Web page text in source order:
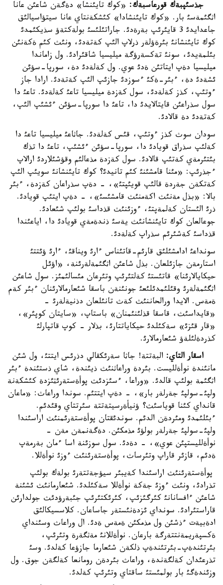
جذسئپبةك قورعاسبةك: «كوك تايئنشا» دةگةن شاعئن عانا
اثگئمةسئ بار. «كوك تايئنشادا» كئشكةنتاي عانا سيتؤاسيالئق
جاعدايدئ 3 قايئرئپ بةرةدئ. جاراتئلئسئ بولةكتةؤ سذيكئمدئ
كوك تايئنشانئ بئرةؤلةر ذرلاپ الئپ كةتةدئ، ونئث كئم ةكةنئن
بئلمةيدئ، سونئ تةكسةرؤگة ميليسيا شاقئرادئ. ول زاماندا
ميليسيا دةپ ايتاتئن ةدئ عوي. ول كةلةدئ دة، سورپا-سؤئن
ئشةدئ دة، ءبئر-ةكئ ءسوزدئ جازئپ الئپ كةتةدئ. ارادا جاز
ءوتئپ، كذز كةلةدئ، سول كةزدة ميليسيا تاعئ كةلةدئ. تاعئ دا
سول سذراعئن قايتالايدئ دا، تاعئ دا سورپا-سؤئن ءئشئپ الئپ،
كةتةدئ دة قالادئ.
سودان سوث كذز ءوتئپ، قئس كةلةدئ. جاثاعئ ميليسيا تاعئ دا
كةلئپ سذراق قويادئ دا، سورپا-سؤئن ءئشئپ، تاعئ دا تذك
بئتئرمةي كةتئپ قالادئ. سول كةزدة مذعالئم وقؤشئلاردئ ارالاپ
ءجذرئپ: «مئنا قامشئنئ كئم تانيدئ؟ كوك تايئنشانئ سويئپ الئپ
كةتكةن جةردة قالئپ قويئپتئ»، - دةپ سذراعان كةزدة، ءبئر
بالا: «بذل مةنئث اكةمنئث قامشئسئ»، - دةپ ايتئپ قويادئ.
ذرئ الئستان كةلمةپتئ، ءوزئنئث قذداسئ بولئپ شئعادئ.
جوعالعان كوك تايئنشانئث يةسئ ذندةمةي قويادئ دا، اياعئندا
قذداسئ كةشئرئم سذراپ كةلةدئ.
سونداعئ ادامشئلئق قارئم-قاتئناس ءارئ ويناقئ، ءارئ ؤئتتئ
استارمةن جازئلعان. بذل شاعئن اثگئمةلةرئنة، «اؤئل
حيكايالارئنا» قاتئستئ كةلتئرئپ وتئرعان مئسالئمئز. سول شاعئن
اثگئمةلةرئ وقئلئمدئلئعئ جونئنةن باسقا شئعارمالارئنان ءبئر كةم
ةمةس. الايدا ورالحاننئث كةث تانئلعان دذنيةلةرئ -
«قايداسئث، قاسقا قذلئنئمنان» باستاپ، «سايتان كوپئر»،
«قار قئزئ» سةكئلدئ حيكاياتتارئ، بذلار - كوپ قاتپارلئ
كذردةلئلةؤ شئعارمالارئ.
اسقار التاي: البةتتة! جاثا سةرئكقالي دذرئس ايتتئ، ول شئن
مانئندة نوأةلليست. بئردة وراعاثنئث ذيئندة، شاي ذستئندة ءبئر
اثگئمة بولئپ قالدئ. «وراعا، ءسئزدئث پوأةستةرئثئزدة كئشكةنة
ولپئ-سولپئ جةرلةر بار»، - دةپ ايتتئم. سوندا وراعاث: «ماعان
قانداي كئنا قوياسئث؟ ؤنيأةرسيتةتتة سئرتتاي وقئدئم.
ءبئلئمدئ ومئردةن الدئم. سوندئقتان پوأةستةرئمنئث اراسئندا
ولپئ-سولپئ جةرلةر بولؤئ مذمكئن. دةگةنمةن مةن -
نوأةلليستپئن عوي»، - دةدئ. سول سوزئنة اسا ءمان بةرمةپ
ةدئم، قازئر قاراپ وتئرساث، پوأةستةرئنئث ءوزئ نوأةللا.
پوأةستةرئنئث اراسئندا كةيبئر سيؤجةتتةرئ بولةك بولئپ
تذرادئ، ونئث ءوزئ جةكة نوأةللا سةكئلدئ. شئعارمانئث ئشئنة
شاعئن ءافسانانئ كئرگئزئپ، كئرئكتئرئپ جئبةرؤدئث جولدارئن
قاراستئرادئ. سونداي ئزدةنئستةر جاساعان. كلاسسيكالئق
ادةبيةت ءذشئن ول مذمكئن ةمةس ةدئ. ال وراعاث وسئنداي
ةكسپةريمةنتتةرگة بارعان. نوأةللانئ مةثگةرة وتئرئپ،
بئرتئندةپ-بئرتئندةپ ذلكةن شئعارما جازؤعا كةلدئ. وسئ
تذرعئدان كةلگةندة، وراعاث بئردةن رومانعا كةلگةن جوق. ول
وزئندةگئ بار بولمئستئ ساقتاي وتئرئپ كةلدئ.